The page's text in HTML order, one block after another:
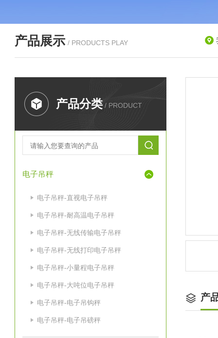
产品展示 / PRODUCTS PLAY
产品分类 / PRODUCT
电子吊秤
电子吊秤-直视电子吊秤
电子吊秤-耐高温电子吊秤
电子吊秤-无线传输电子吊秤
电子吊秤-无线打印电子吊秤
电子吊秤-小量程电子吊秤
电子吊秤-大吨位电子吊秤
电子吊秤-电子吊钩秤
电子吊秤-电子吊磅秤
产